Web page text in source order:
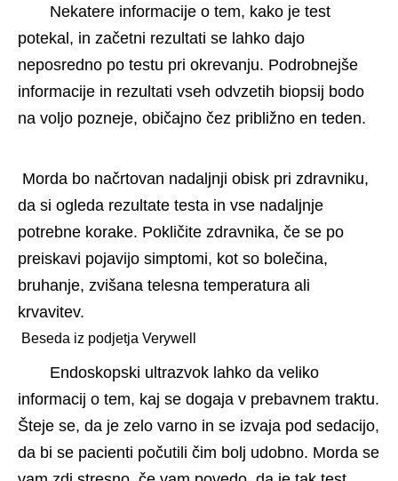
Nekatere informacije o tem, kako je test
potekal, in začetni rezultati se lahko dajo
neposredno po testu pri okrevanju. Podrobnejše
informacije in rezultati vseh odvzetih biopsij bodo
na voljo pozneje, običajno čez približno en teden.
da si ogleda rezultate testa in vse nadaljnje
potrebne korake. Pokličite zdravnika, če se po
preiskavi pojavijo simptomi, kot so bolečina,
bruhanje, zvišana telesna temperatura ali
krvavitev.
Beseda iz podjetja Verywell
Endoskopski ultrazvok lahko da veliko
informacij o tem, kaj se dogaja v prebavnem traktu.
Šteje se, da je zelo varno in se izvaja pod sedacijo,
da bi se pacienti počutili čim bolj udobno. Morda se